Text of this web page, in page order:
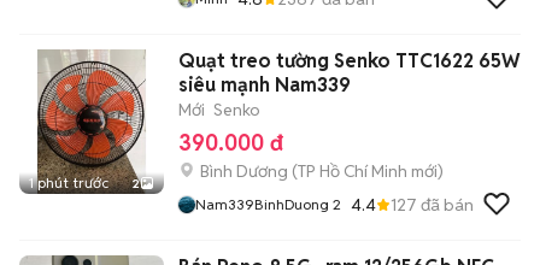
1 phút trước 2
Quạt treo tường Senko TTC1622 65W
siêu mạnh Nam339
Mới Senko
390.000 đ
Bình Dương (TP Hồ Chí Minh mới)
Nam339BinhDuong 2 4.4 127 đã bán